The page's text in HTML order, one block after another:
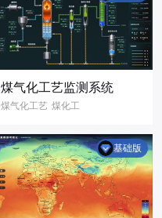
煤气化工艺监测系统
煤气化工艺 煤化工
基础版